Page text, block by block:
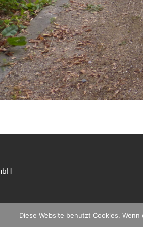
Diese Website benutzt Cookies.